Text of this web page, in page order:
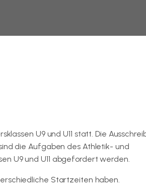
U9 und U11 statt. Die
die Aufgaben des Athletik- und
U9 und U11 abgefordert werden.
Startzeiten haben.